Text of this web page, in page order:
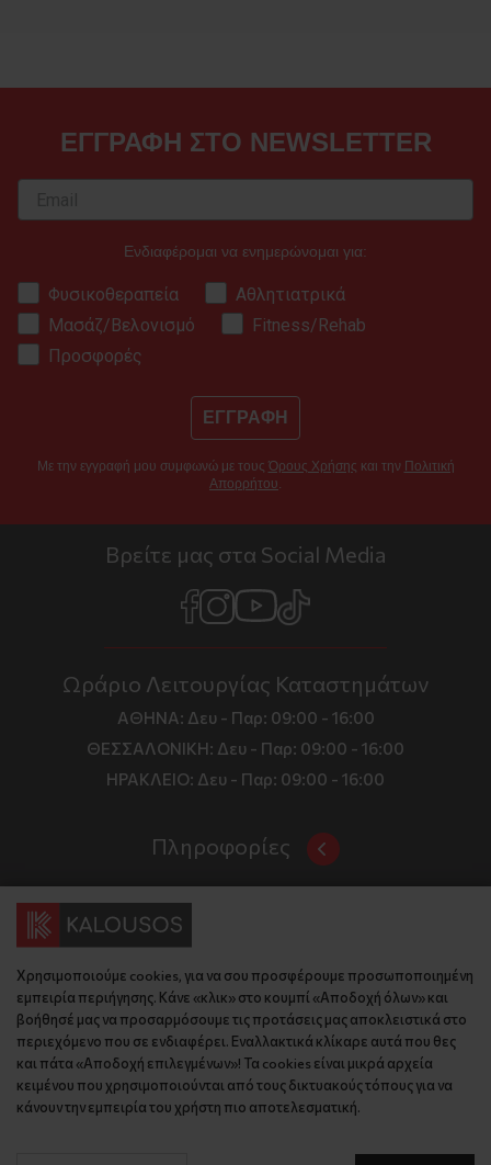
ΕΓΓΡΑΦΗ ΣΤΟ NEWSLETTER
Ενδιαφέρομαι να ενημερώνομαι για:
Φυσικοθεραπεία
Αθλητιατρικά
Μασάζ/Βελονισμό
Fitness/Rehab
Προσφορές
ΕΓΓΡΑΦΗ
Με την εγγραφή μου συμφωνώ με τους Όρους Χρήσης και την Πολιτική
Απορρήτου.
Βρείτε μας στα Social Media
Ωράριο Λειτουργίας Καταστημάτων
ΑΘΗΝΑ: Δευ - Παρ: 09:00 - 16:00
ΘΕΣΣΑΛΟΝΙΚΗ: Δευ - Παρ: 09:00 - 16:00
ΗΡΑΚΛΕΙΟ: Δευ - Παρ: 09:00 - 16:00
Πληροφορίες
Όροι και Προϋποθέσεις
Τιμές, Τρόποι Αποστολής και Πληρωμής
Πολιτική Απορρήτου
Κώδικας Δεοντολογίας
Εταιρικό Προφίλ
KLoop - Loyalty Program
Become a Brand Ambassador
Επικοινωνία
Επικοινωνία
Διεύθυνση
Έδρα: Γράμμου 29, 18345 , Μοσχάτο Αττική
Θεσ/νίκη: Λυσάνδρου 8, 54642, Θεσσαλονίκη
Κρήτη: Θερίσου 52, 71305, Ηράκλειο
Βρείτε μας στον χάρτη
Τηλέφωνο:
Έδρα: 210 775 2048
Χρησιμοποιούμε cookies, για να σου προσφέρουμε προσωποποιημένη
εμπειρία περιήγησης. Κάνε «κλικ» στο κουμπί «Αποδοχή όλων» και
βοήθησέ μας να προσαρμόσουμε τις προτάσεις μας αποκλειστικά στο
περιεχόμενο που σε ενδιαφέρει. Εναλλακτικά κλίκαρε αυτά που θες
και πάτα «Αποδοχή επιλεγμένων»! Τα cookies είναι μικρά αρχεία
κειμένου που χρησιμοποιούνται από τους δικτυακούς τόπους για να
κάνουν την εμπειρία του χρήστη πιο αποτελεσματική.